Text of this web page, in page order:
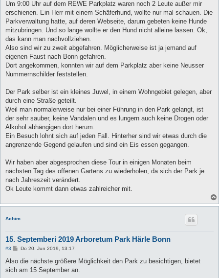
r
a
Um 9:00 Uhr auf dem REWE Parkplatz waren noch 2 Leute außer mir
erschienen. Ein Herr mit einem Schäferhund, wollte nur mal schauen. Die
Parkverwaltung hatte, auf deren Webseite, darum gebeten keine Hunde
mitzubringen. Und so lange wollte er den Hund nicht alleine lassen. Ok,
das kann man nachvollziehen.
Also sind wir zu zweit abgefahren. Möglicherweise ist ja jemand auf
eigenen Faust nach Bonn gefahren.
Dort angekommen, konnten wir auf dem Parkplatz aber keine Neusser
Nummernschilder feststellen.
Der Park selber ist ein kleines Juwel, in einem Wohngebiet gelegen, aber
durch eine Straße geteilt.
Weil man normalerweise nur bei einer Führung in den Park gelangt, ist
der sehr sauber, keine Vandalen und es lungern auch keine Drogen oder
Alkohol abhängigen dort herum.
Ein Besuch lohnt sich auf jeden Fall. Hinterher sind wir etwas durch die
angrenzende Gegend gelaufen und sind ein Eis essen gegangen.
Wir haben aber abgesprochen diese Tour in einigen Monaten beim
nächsten Tag des offenen Gartens zu wiederholen, da sich der Park je
nach Jahreszeit verändert.
Ok Leute kommt dann etwas zahlreicher mit.
Achim
15. Septemberi 2019 Arboretum Park Härle Bonn
#3
B
r
Do 20. Jun 2019, 13:17
Also die nächste größere Möglichkeit den Park zu besichtigen, bietet
sich am 15 September an.